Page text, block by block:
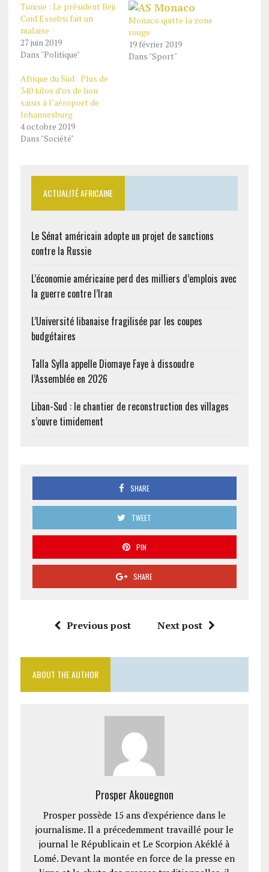
Tunisie : Le président Beji
Caïd Essebsi fait un
malaise
27 juin 2019
Dans "Politique"
Monaco quitte la zone
rouge
19 février 2019
Dans "Sport"
Afrique du Sud : Plus de
340 kilos d’os de lion
saisis à l’aéroport de
Johannesburg
4 octobre 2019
Dans "Société"
ACTUALITÉ AFRICAINE
Le Sénat américain adopte un projet de sanctions
contre la Russie
L’économie américaine perd des milliers d’emplois avec
la guerre contre l’Iran
L’Université libanaise fragilisée par les coupes
budgétaires
Talla Sylla appelle Diomaye Faye à dissoudre
l’Assemblée en 2026
Liban-Sud : le chantier de reconstruction des villages
s’ouvre timidement
SHARE
TWEET
PIN
SHARE
Previous post Next post
ABOUT THE AUTHOR
Prosper Akouegnon
Prosper possède 15 ans d'expérience dans le
journalisme. Il a précedemment travaillé pour le
journal le Républicain et Le Scorpion Akéklé à
Lomé. Devant la montée en force de la presse en